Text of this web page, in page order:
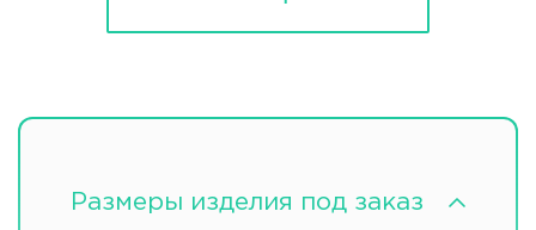
Размеры изделия под заказ